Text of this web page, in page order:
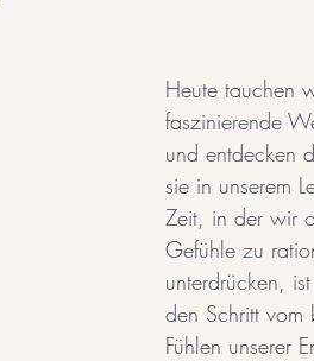
Heute tauchen
faszinierende
und entdecken
sie in unserem
Zeit, in der wir
Gefühle zu
unterdrücken,
den Schritt vom
Fühlen unserer